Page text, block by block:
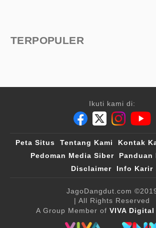
TERPOPULER
Ikuti kami di:
Peta Situs Tentang Kami Kontak
Pedoman Media Siber
Panduan
Disclaimer
Info Karir
JagoDangdut.com
| All Rights Reserved
A Group Member of VIVA